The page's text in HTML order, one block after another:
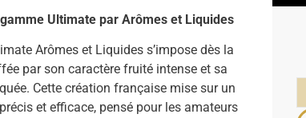
Ultimate par Arômes et Liquides
Arômes et Liquides s’impose dès la
par son caractère fruité intense et sa
Cette création française mise sur un
et efficace, pensé pour les amateurs